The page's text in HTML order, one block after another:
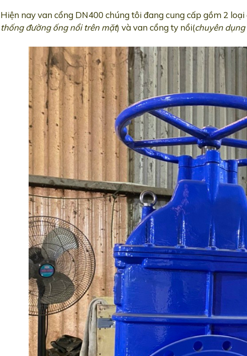
Hiện nay van cổng DN400 chúng tôi đang cung cấp gồm 2 loại
thống đường ống nổi trên mặt) và van cổng ty nổi(chuyên